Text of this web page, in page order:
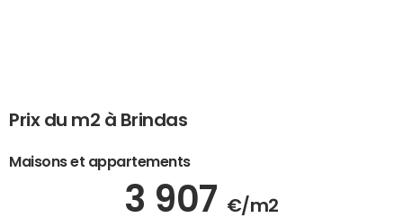
Prix du m2 à Brindas
Maisons et appartements
3 907 €/m2